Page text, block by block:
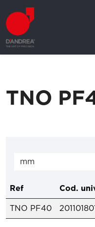
TNO
Ref Cod.
TNO PF40